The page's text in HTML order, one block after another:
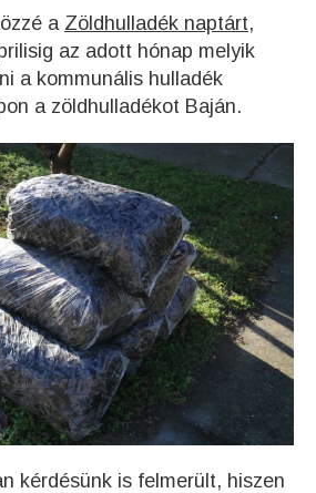
a Zöldhulladék naptárt,
az adott hónap melyik
a kommunális hulladék
a zöldhulladékot Baján.
kérdésünk is felmerült, hiszen